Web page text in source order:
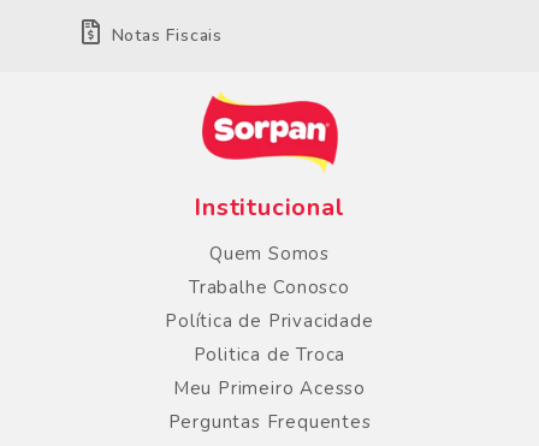
Notas Fiscais
Institucional
Quem Somos
Trabalhe Conosco
Política de Privacidade
Politica de Troca
Meu Primeiro Acesso
Perguntas Frequentes